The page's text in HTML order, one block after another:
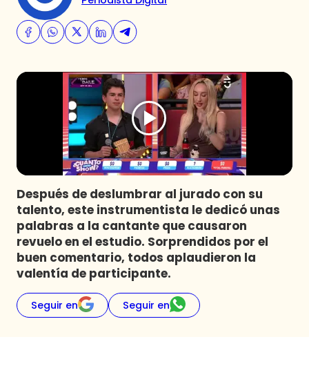
Después de deslumbrar al jurado con su
talento, este instrumentista le dedicó unas
palabras a la cantante que causaron
revuelo en el estudio. Sorprendidos por el
buen comentario, todos aplaudieron la
valentía de participante.
Seguir en Seguir en
Programas
Club De La Comedia
Contigo en Directo
Plan Perfecto
El Tiempo
Sabingo
Todos Los Programas